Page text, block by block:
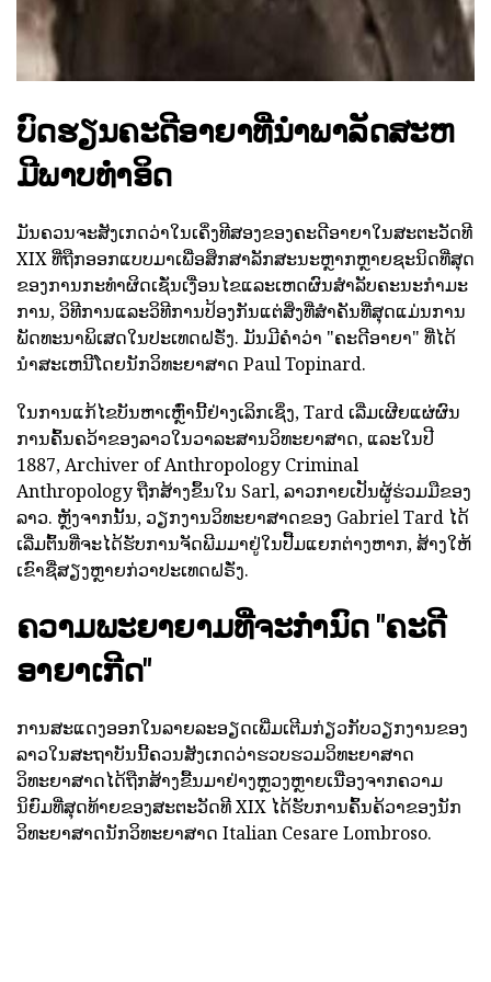
ບົດຮຽນຄະດີອາຍາທີ່ນໍາພາລັດສະຫ
ມີພາບທໍາອິດ
ມັນຄວນຈະສັງເກດວ່າໃນເຄິ່ງທີສອງຂອງຄະດີອາຍາໃນສະຕະວັດທີ
XIX ທີ່ຖືກອອກແບບມາເພື່ອສຶກສາລັກສະນະຫຼາກຫຼາຍຊະນິດທີ່ສຸດ
ຂອງການກະທໍາຜິດເຊັ່ນເງື່ອນໄຂແລະເຫດຜົນສໍາລັບຄະນະກໍາມະ
ການ, ວິທີການແລະວິທີການປ້ອງກັນແຕ່ສິ່ງທີ່ສໍາຄັນທີ່ສຸດແມ່ນການ
ພັດທະນາພິເສດໃນປະເທດຝຣັ່ງ. ມັນມີຄໍາວ່າ "ຄະດີອາຍາ" ທີ່ໄດ້
ນໍາສະເຫນີໂດຍນັກວິທະຍາສາດ Paul Topinard.
ໃນການແກ້ໄຂບັນຫາເຫຼົ່ານີ້ຢ່າງເລິກເຊິ່ງ, Tard ເລີ່ມເຜີຍແຜ່ຜົນ
ການຄົ້ນຄວ້າຂອງລາວໃນວາລະສານວິທະຍາສາດ, ແລະໃນປີ
1887, Archiver of Anthropology Criminal
Anthropology ຖືກສ້າງຂຶ້ນໃນ Sarl, ລາວກາຍເປັນຜູ້ຮ່ວມມືຂອງ
ລາວ. ຫຼັງຈາກນັ້ນ, ວຽກງານວິທະຍາສາດຂອງ Gabriel Tard ໄດ້
ເລີ່ມຕົ້ນທີ່ຈະໄດ້ຮັບການຈັດພີມມາຢູ່ໃນປື້ມແຍກຕ່າງຫາກ, ສ້າງໃຫ້
ເຂົາຊື່ສຽງຫຼາຍກ່ວາປະເທດຝຣັ່ງ.
ຄວາມພະຍາຍາມທີ່ຈະກໍານົດ "ຄະດີ
ອາຍາເກີດ"
ການສະແດງອອກໃນລາຍລະອຽດເພີ່ມເຕີມກ່ຽວກັບວຽກງານຂອງ
ລາວໃນສະຖາບັນນີ້ຄວນສັງເກດວ່າຮວບຮວມວິທະຍາສາດ
ວິທະຍາສາດໄດ້ຖືກສ້າງຂື້ນມາຢ່າງຫຼວງຫຼາຍເນື່ອງຈາກຄວາມ
ນິຍົມທີ່ສຸດທ້າຍຂອງສະຕະວັດທີ XIX ໄດ້ຮັບການຄົ້ນຄ້ວາຂອງນັກ
ວິທະຍາສາດນັກວິທະຍາສາດ Italian Cesare Lombroso.